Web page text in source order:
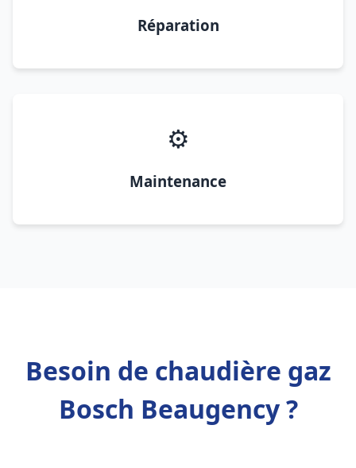
Réparation
⚙️
Maintenance
Besoin de chaudière gaz
Bosch Beaugency ?